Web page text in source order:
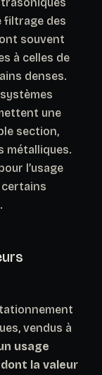
filtrage des
souvent
à celles de
denses.
une
section,
métalliques.
l’usage
vendus à
usage
la valeur